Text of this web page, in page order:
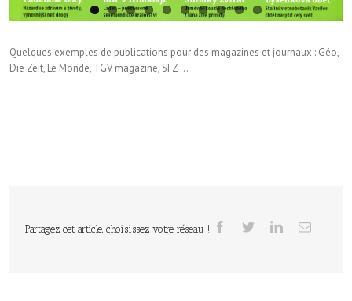
Quelques exemples de publications pour des magazines et journaux : Géo,
Die Zeit, Le Monde, TGV magazine, SFZ …
Partagez cet article, choisissez votre réseau !